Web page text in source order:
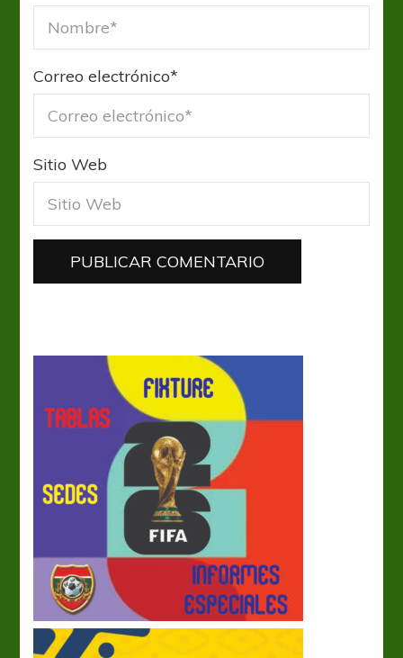
Correo electrónico*
Sitio Web